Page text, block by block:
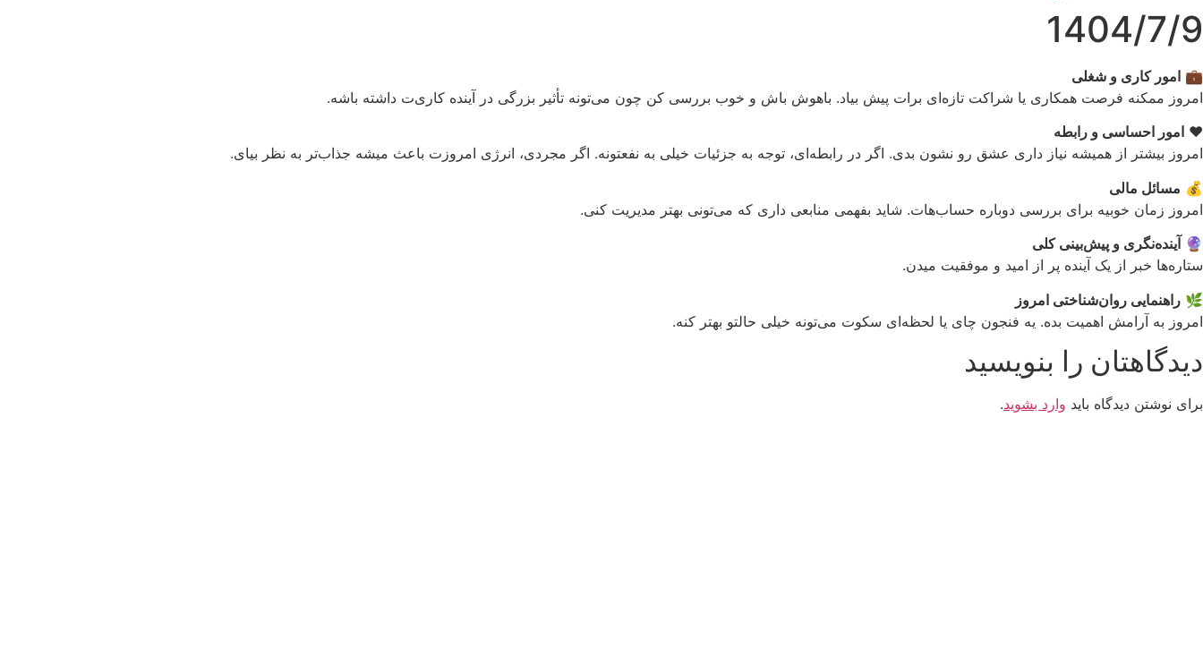
1404/7/9
💼 امور کاری و شغلی
امروز ممکنه فرصت همکاری یا شراکت تازه‌ای برات پیش بیاد. باهوش باش و خوب بررسی کن چون می‌تونه تأثیر بزرگی در آینده کاری‌ت داشته باشه.
❤️ امور احساسی و رابطه
امروز بیشتر از همیشه نیاز داری عشق رو نشون بدی. اگر در رابطه‌ای، توجه به جزئیات خیلی به نفعتونه. اگر مجردی، انرژی امروزت باعث میشه جذاب‌تر به نظر بیای.
💰 مسائل مالی
امروز زمان خوبیه برای بررسی دوباره حساب‌هات. شاید بفهمی منابعی داری که می‌تونی بهتر مدیریت کنی.
🔮 آینده‌نگری و پیش‌بینی کلی
ستاره‌ها خبر از یک آینده پر از امید و موفقیت میدن.
🌿 راهنمایی روان‌شناختی امروز
امروز به آرامش اهمیت بده. یه فنجون چای یا لحظه‌ای سکوت می‌تونه خیلی حالتو بهتر کنه.
دیدگاهتان را بنویسید
برای نوشتن دیدگاه باید وارد بشوید.